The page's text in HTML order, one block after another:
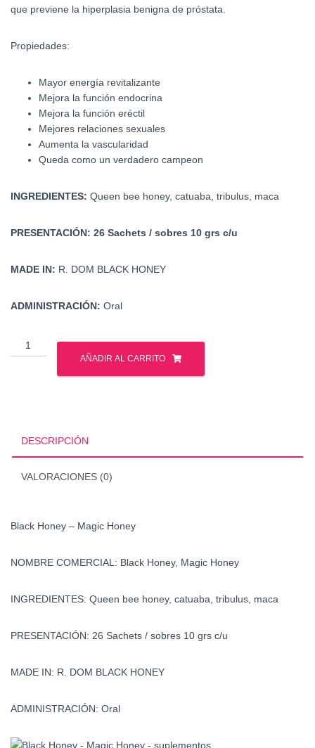
que previene la hiperplasia benigna de próstata.
Propiedades:
Mayor energía revitalizante
Mejora la función endocrina
Mejora la función eréctil
Mejores relaciones sexuales
Aumenta la vascularidad
Queda como un verdadero campeon
INGREDIENTES: Queen bee honey, catuaba, tribulus, maca
PRESENTACIÓN: 26 Sachets / sobres 10 grs c/u
MADE IN: R. DOM BLACK HONEY
ADMINISTRACIÓN: Oral
Black
Honey
AÑADIR AL CARRITO
DESCRIPCIÓN
VALORACIONES (0)
Black Honey – Magic Honey
NOMBRE COMERCIAL: Black Honey, Magic Honey
INGREDIENTES: Queen bee honey, catuaba, tribulus, maca
PRESENTACIÓN: 26 Sachets / sobres 10 grs c/u
MADE IN: R. DOM BLACK HONEY
ADMINISTRACIÓN: Oral